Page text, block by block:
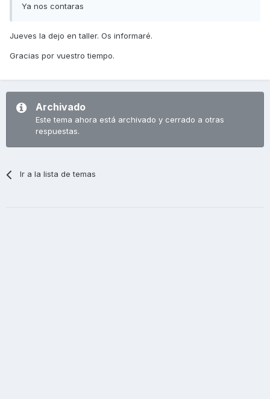
Ya nos contaras
Jueves la dejo en taller. Os informaré.
Gracias por vuestro tiempo.
Archivado
Este tema ahora está archivado y cerrado a otras
respuestas.
Ir a la lista de temas